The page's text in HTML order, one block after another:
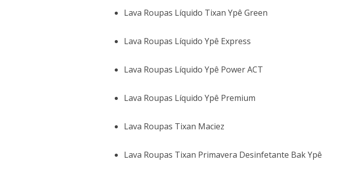
Lava Roupas Líquido Tixan Ypê Green
Lava Roupas Líquido Ypê Express
Lava Roupas Líquido Ypê Power ACT
Lava Roupas Líquido Ypê Premium
Lava Roupas Tixan Maciez
Lava Roupas Tixan Primavera Desinfetante Bak Ypê